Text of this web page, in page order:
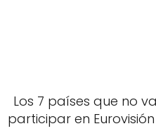
Los 7 países que no
participar en